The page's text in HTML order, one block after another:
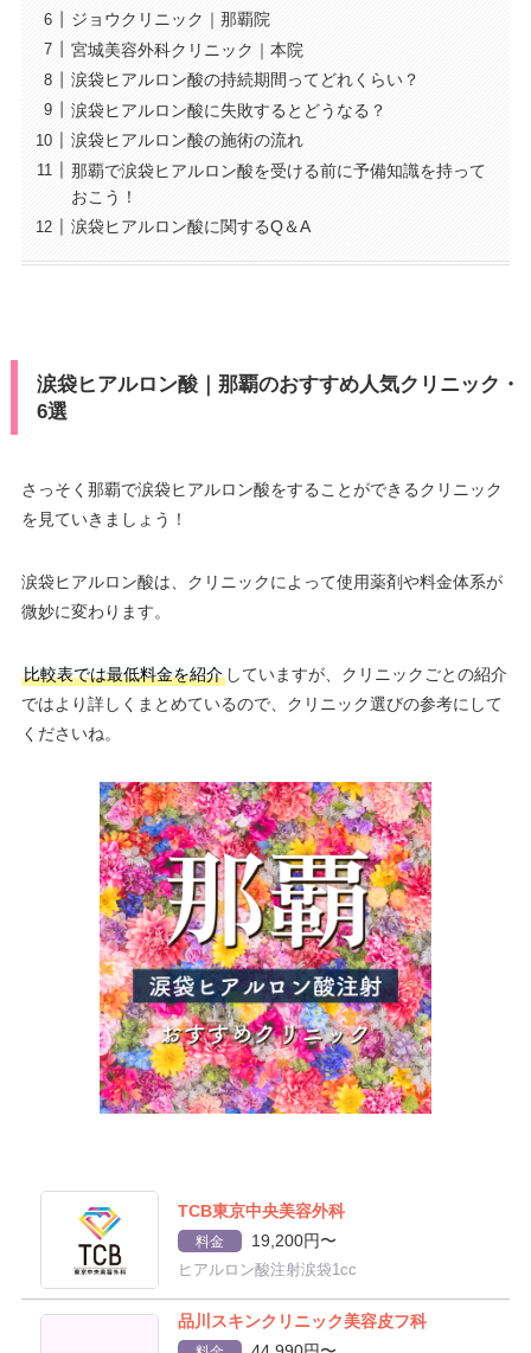
ジョウクリニック｜那覇院
宮城美容外科クリニック｜本院
涙袋ヒアルロン酸の持続期間ってどれくらい？
涙袋ヒアルロン酸に失敗するとどうなる？
涙袋ヒアルロン酸の施術の流れ
那覇で涙袋ヒアルロン酸を受ける前に予備知識を持って
おこう！
涙袋ヒアルロン酸に関するQ＆A
涙袋ヒアルロン酸｜那覇のおすすめ人気クリニック・
6選
さっそく那覇で涙袋ヒアルロン酸をすることができるクリニック
を見ていきましょう！
涙袋ヒアルロン酸は、クリニックによって使用薬剤や料金体系が
微妙に変わります。
比較表では最低料金を紹介していますが、クリニックごとの紹介
ではより詳しくまとめているので、クリニック選びの参考にして
くださいね。
TCB東京中央美容外科
料金 19,200円〜
ヒアルロン酸注射涙袋1cc
品川スキンクリニック美容皮フ科